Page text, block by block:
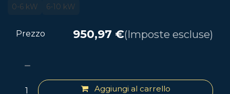
0-6 kW 6-10 kW
Aggiungi al carrello
Prezzo 950,97 €(Imposte escluse)